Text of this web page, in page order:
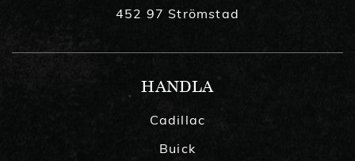
452 97 Strömstad
HANDLA
Cadillac
Buick